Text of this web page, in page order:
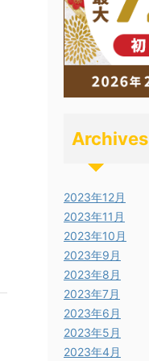
Archives
2023年12月
2023年11月
2023年10月
2023年9月
2023年8月
2023年7月
2023年6月
2023年5月
2023年4月